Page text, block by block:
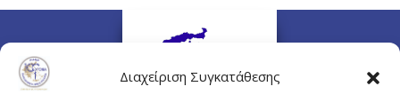
Διαχείριση Συγκατάθεσης